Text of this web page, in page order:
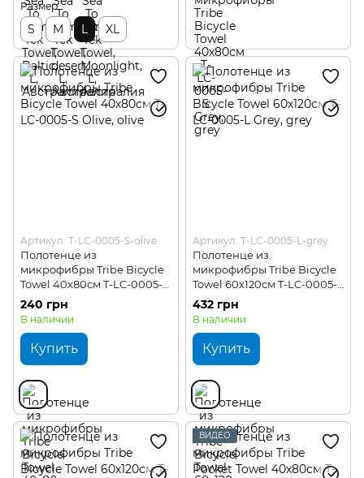
Размер
S M L XL
Артикул: T-LC-0005-S-olive
Полотенце из
микрофибры Tribe Bicycle
Towel 40х80см T-LC-0005-S
Olive
240 грн
В наличии
Купить
Артикул: T-LC-0005-L-grey
Полотенце из
микрофибры Tribe Bicycle
Towel 60х120см T-LC-0005-L
Grey
432 грн
В наличии
Купить
ВИДЕО